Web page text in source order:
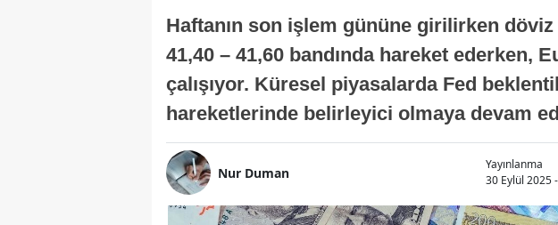
Haftanın son işlem gününe girilirken
41,40 – 41,60 bandında hareket ederken,
çalışıyor. Küresel piyasalarda Fed
hareketlerinde belirleyici olmaya devam
Nur Duman
Yayınlanma
30 Eylül 2025